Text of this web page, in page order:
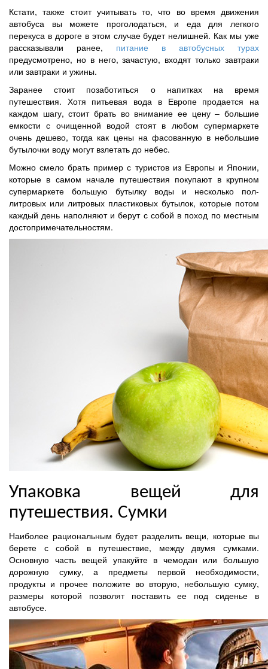
Кстати, также стоит учитывать то, что во время движения
автобуса вы можете проголодаться, и еда для легкого
перекуса в дороге в этом случае будет нелишней. Как мы уже
рассказывали ранее, питание в автобусных турах
предусмотрено, но в него, зачастую, входят только завтраки
или завтраки и ужины.
Заранее стоит позаботиться о напитках на время
путешествия. Хотя питьевая вода в Европе продается на
каждом шагу, стоит брать во внимание ее цену – большие
емкости с очищенной водой стоят в любом супермаркете
очень дешево, тогда как цены на фасованную в небольшие
бутылочки воду могут взлетать до небес.
Можно смело брать пример с туристов из Европы и Японии,
которые в самом начале путешествия покупают в крупном
супермаркете большую бутылку воды и несколько пол-
литровых или литровых пластиковых бутылок, которые потом
каждый день наполняют и берут с собой в поход по местным
достопримечательностям.
Упаковка вещей для
путешествия. Сумки
Наиболее рациональным будет разделить вещи, которые вы
берете с собой в путешествие, между двумя сумками.
Основную часть вещей упакуйте в чемодан или большую
дорожную сумку, а предметы первой необходимости,
продукты и прочее положите во вторую, небольшую сумку,
размеры которой позволят поставить ее под сиденье в
автобусе.